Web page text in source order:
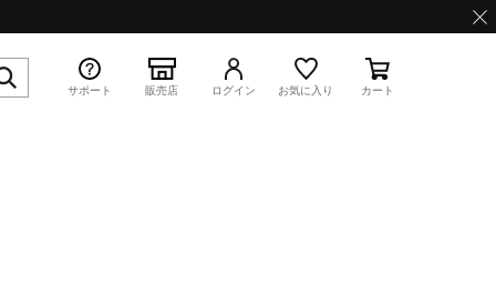
サポート 販売店 ログイン お気に入り カート